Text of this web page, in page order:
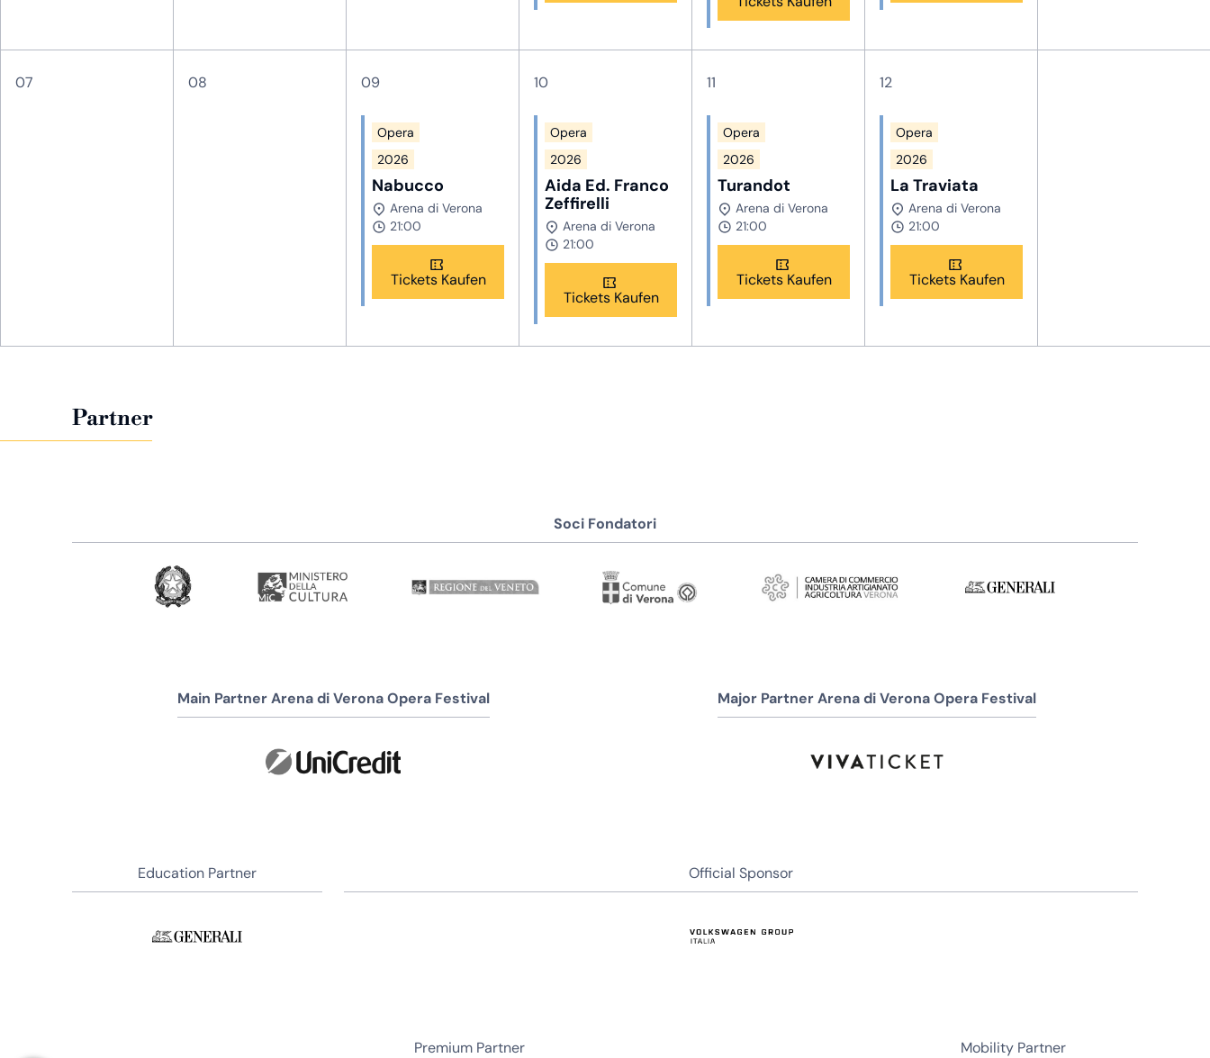
07 08 09
Opera
2026
Nabucco
Arena di Verona
21:00
Tickets Kaufen
10
Opera
2026
Aida Ed. Franco
Zeffirelli
Arena di Verona
21:00
Tickets Kaufen
11
Opera
2026
Turandot
Arena di Verona
21:00
Tickets Kaufen
12
Opera
2026
La Traviata
Arena di Verona
21:00
Tickets Kaufen
Partner
Soci Fondatori
Main Partner Arena di Verona Opera Festival Major Partner Arena di Verona Opera Festival
Education Partner Official Sponsor
Premium Partner Mobility Partner